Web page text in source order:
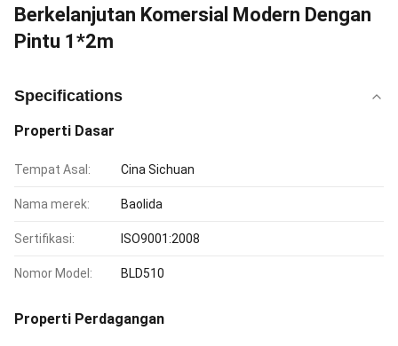
Berkelanjutan Komersial Modern Dengan
Pintu 1*2m
Specifications
Properti Dasar
Tempat Asal: Cina Sichuan
Nama merek: Baolida
Sertifikasi: ISO9001:2008
Nomor Model: BLD510
Properti Perdagangan